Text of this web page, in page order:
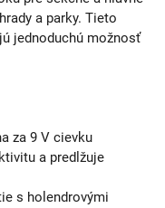
a parky. Tieto
jednoduchú možnosť
za 9 V cievku
a predlžuje
s holendrovými